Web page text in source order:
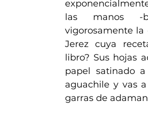
las manos -
vigorosamente la
Jerez cuya
libro? Sus hojas
papel satinado
aguachile y vas
garras de